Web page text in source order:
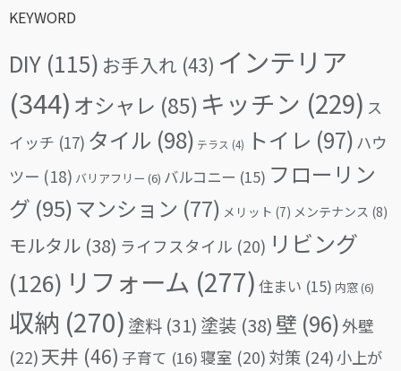
KEYWORD
DIY (115) お手入れ (43) インテリア
(344) オシャレ (85) キッチン (229) ス
イッチ (17) タイル (98) テラス (4) トイレ (97) ハウ
ツー (18) バリアフリー (6) バルコニー (15) フローリン
グ (95)マンション (77) メリット (7) メンテナンス (8)
モルタル (38) ライフスタイル (20) リビング
(126) リフォーム (277) 住まい (15) 内窓(6)
収納 (270) 塗料 (31) 塗装 (38) 壁 (96)外壁
(22)天井 (46) 子育て (16)寝室 (20) 対策 (24)小上が